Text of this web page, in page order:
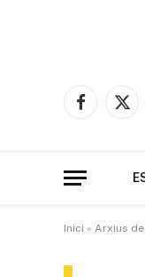
Facebook
X
Inici » Arxius